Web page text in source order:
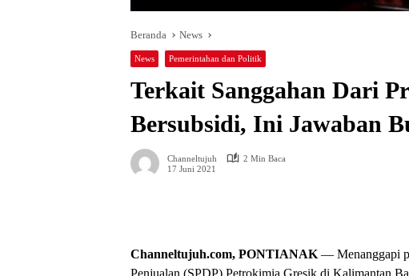
Beranda News
News Pemerintahan dan Politik
Terkait Sanggahan Dari
Bersubsidi, Ini Jawaban
Channeltujuh
2 Min Baca
17 Juni 2021
Channeltujuh.com, PONTIANAK — Menanggapi
Penjualan (SPDP) Petrokimia Gresik di Kalimantan